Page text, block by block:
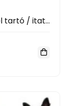
Pet Feeder Univerzális kisállat eledel tartó / itató / kutyatál